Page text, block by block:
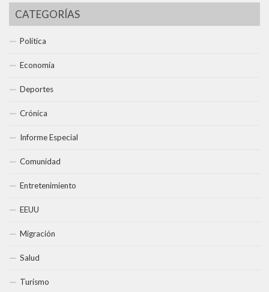
CATEGORÍAS
Política
Economía
Deportes
Crónica
Informe Especial
Comunidad
Entretenimiento
EEUU
Migración
Salud
Turismo